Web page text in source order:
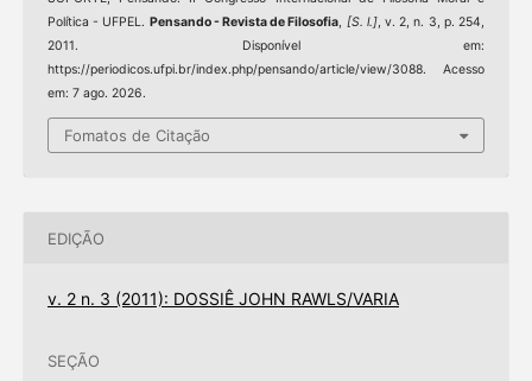
Política - UFPEL. Pensando - Revista de Filosofia, [S. l.], v. 2, n. 3, p. 254,
2011. Disponível em:
https://periodicos.ufpi.br/index.php/pensando/article/view/3088. Acesso
em: 7 ago. 2026.
Fomatos de Citação
EDIÇÃO
v. 2 n. 3 (2011): DOSSIÊ JOHN RAWLS/VARIA
SEÇÃO